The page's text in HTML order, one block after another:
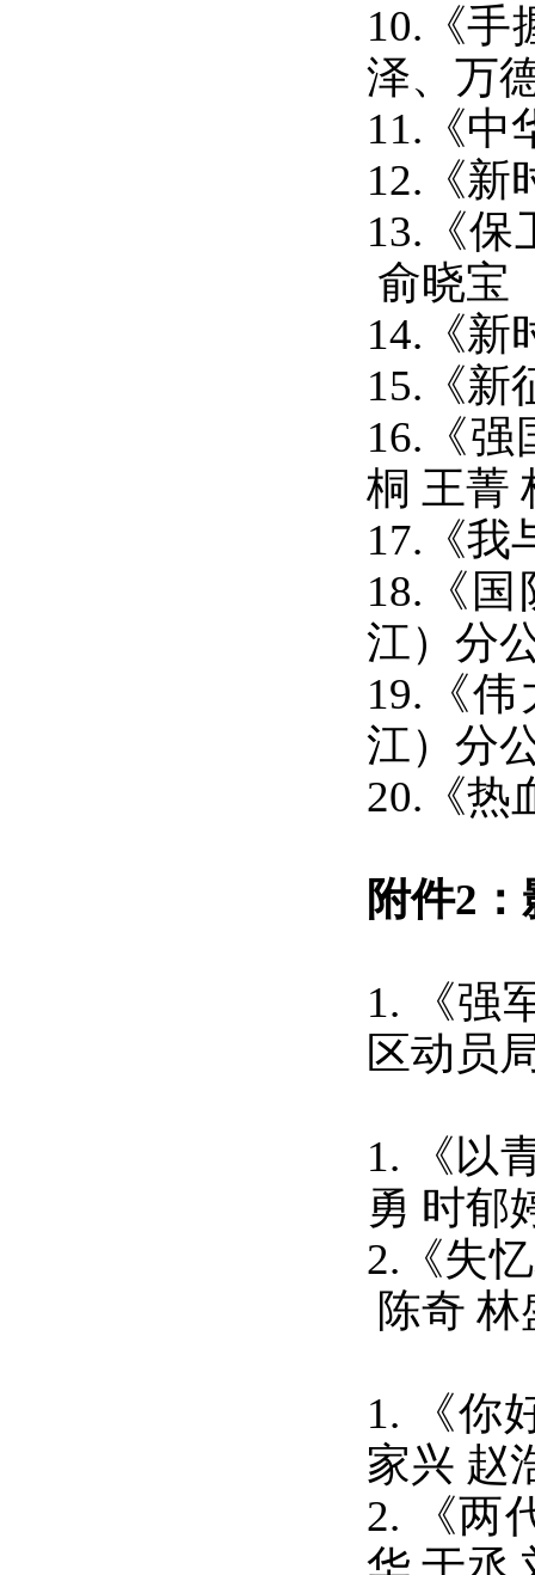
10.《手
泽、万
11.《中
12. 《
13.《保
俞晓宝
14.《新
15.《新
16.《强
桐 王菁
17. 《
18.《
江）分
19. 《
江）分
20. 《热
附件2：
1.
《
区动员
1.
《以
勇 时郁
2. 《失
陈奇 林
1. 《你
家兴 赵
2.
《两